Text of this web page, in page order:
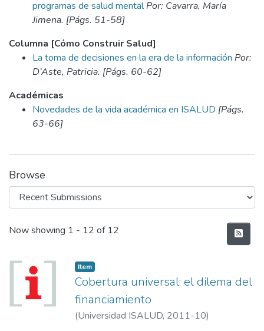
programas de salud mentalPor: Cavarra, María
Jimena. [Págs. 51-58]
Columna [Cómo Construir Salud]
La toma de decisiones en la era de la información Por:
D’Aste, Patricia. [Págs. 60-62]
Académicas
Novedades de la vida académica en ISALUD [Págs.
63-66]
Browse
Recent Submissions
Now showing 1 - 12 of 12
Item
Cobertura universal: el dilema del
financiamiento
(Universidad ISALUD, 2011-10)